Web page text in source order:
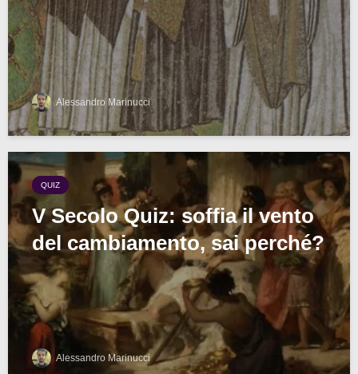
Alessandro Marinucci
QUIZ
V Secolo Quiz: soffia il vento
del cambiamento, sai perché?
Alessandro Marinucci